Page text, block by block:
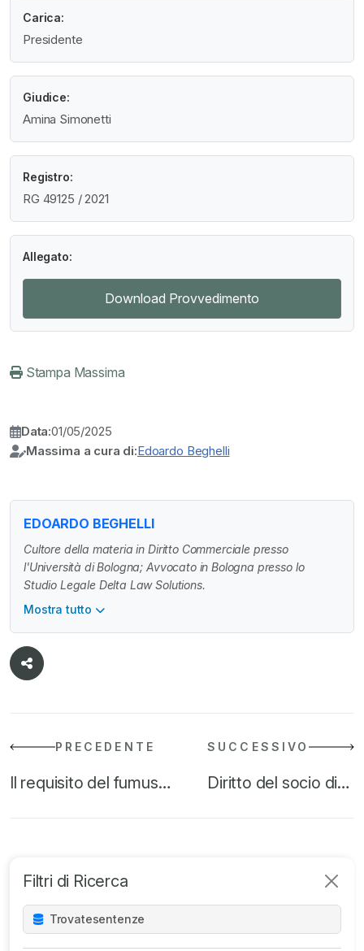
Carica:
Presidente
Giudice:
Amina Simonetti
Registro:
RG 49125 / 2021
Allegato:
Download Provvedimento
Stampa Massima
Data:01/05/2025
Massima a cura di:Edoardo Beghelli
EDOARDO BEGHELLI
Cultore della materia in Diritto Commerciale presso
l'Università di Bologna; Avvocato in Bologna presso lo
Studio Legale Delta Law Solutions.
Mostra tutto
PRECEDENTE
Il requisito del fumus…
SUCCESSIVO
Diritto del socio di…
Filtri di Ricerca
Trovatesentenze